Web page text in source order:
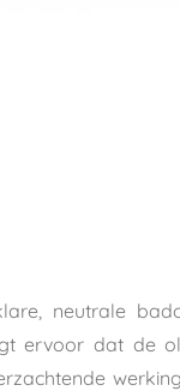
neutrale
ervoor dat de